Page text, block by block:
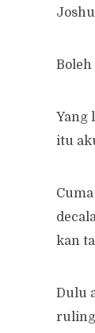
Yang
itu
kan
Dulu
ruling